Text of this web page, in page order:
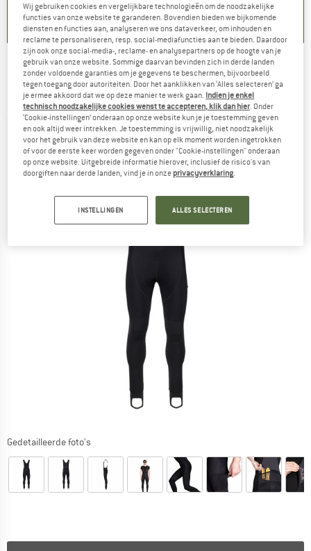
BIORACER -Icon Tempest Bibtights -
Fietsbroek
(0)
Gedetailleerde foto's
Wij gebruiken cookies en vergelijkbare technologieën om de noodzakelijke
functies van onze website te garanderen. Bovendien bieden we bijkomende
diensten en functies aan, analyseren we ons dataverkeer, om inhouden en
reclame te personaliseren, resp. social-mediafuncties aan te bieden. Daardoor
zijn ook onze social-media-, reclame- en analysepartners op de hoogte van je
gebruik van onze website. Sommige daarvan bevinden zich in derde landen
zonder voldoende garanties om je gegevens te beschermen, bijvoorbeeld
tegen toegang door autoriteiten. Door het aanklikken van ‘Alles selecteren’ ga
je ermee akkoord dat we op deze manier te werk gaan. Indien je enkel
technisch noodzakelijke cookies wenst te accepteren, klik dan hier . Onder
‘Cookie-instellingen’ onderaan op onze website kun je je toestemming geven
en ook altijd weer intrekken. Je toestemming is vrijwillig, niet noodzakelijk
voor het gebruik van deze website en kan op elk moment worden ingetrokken
of voor de eerste keer worden gegeven onder "Cookie-instellingen" onderaan
op onze website. Uitgebreide informatie hierover, inclusief de risico's van
doorgiften naar derde landen, vind je in onze privacyverklaring
INSTELLINGEN ALLES SELECTEREN